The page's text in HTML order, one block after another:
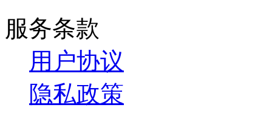
服务条款
用户协议
隐私政策